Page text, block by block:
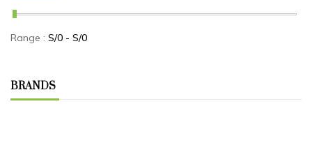
Range : S/0 - S/0
BRANDS